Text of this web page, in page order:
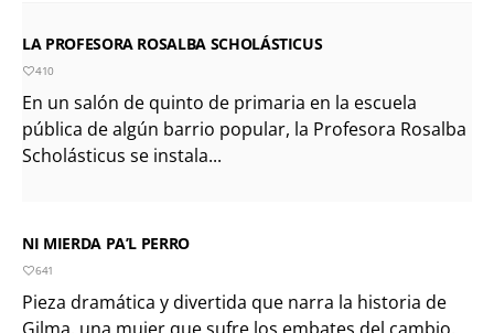
LA PROFESORA ROSALBA SCHOLÁSTICUS
410
En un salón de quinto de primaria en la escuela
pública de algún barrio popular, la Profesora Rosalba
Scholásticus se instala...
NI MIERDA PA’L PERRO
641
Pieza dramática y divertida que narra la historia de